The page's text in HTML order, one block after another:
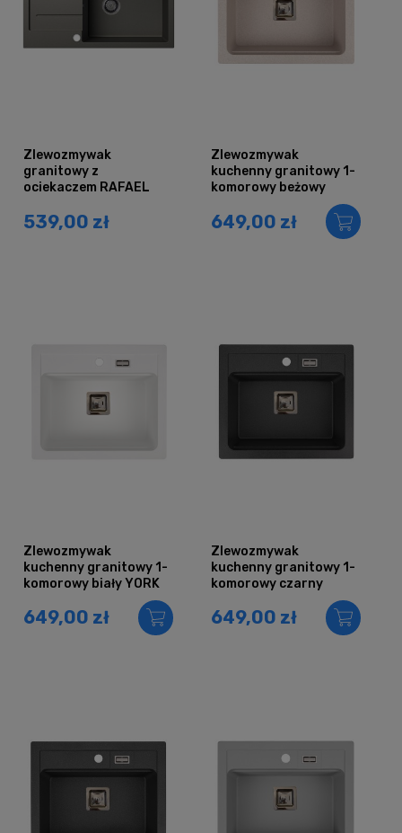
Zlewozmywak
granitowy z
ociekaczem RAFAEL
539,00 zł
Zlewozmywak
kuchenny granitowy 1-
komorowy beżowy
649,00 zł
Zlewozmywak
kuchenny granitowy 1-
komorowy biały YORK
649,00 zł
Zlewozmywak
kuchenny granitowy 1-
komorowy czarny
649,00 zł